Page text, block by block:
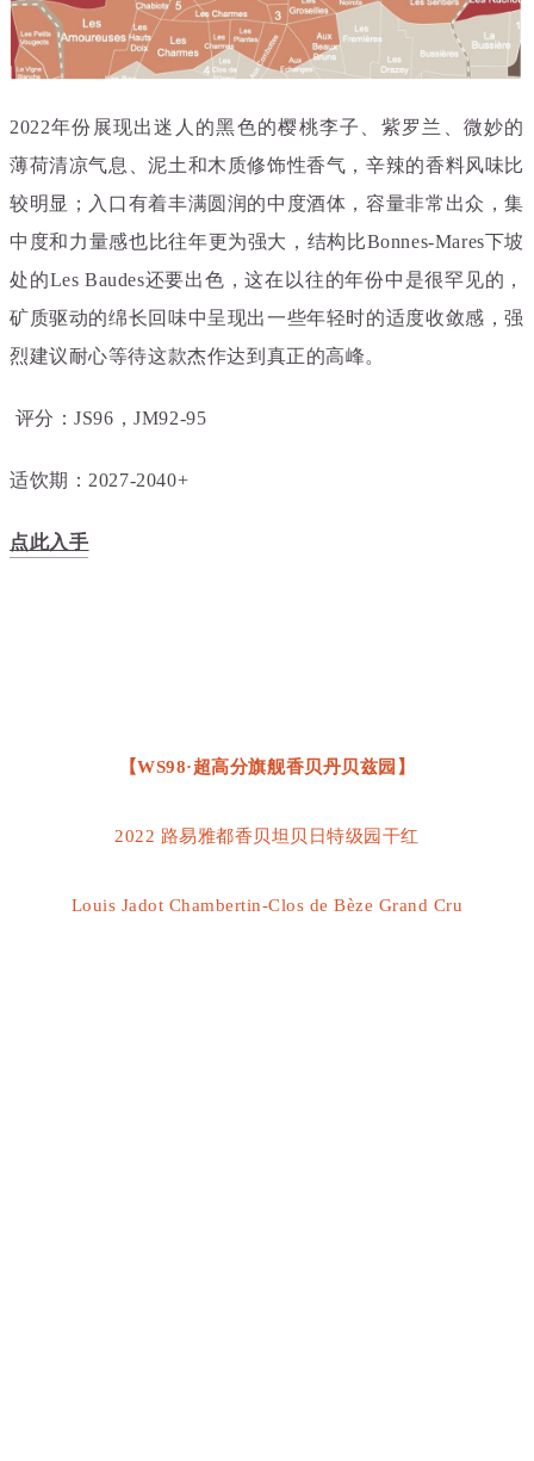
2022年份展现出迷人的黑色的樱桃李子、紫罗兰、微妙的
薄荷清凉气息、泥土和木质修饰性香气，辛辣的香料风味比
较明显；入口有着丰满圆润的中度酒体，容量非常出众，集
中度和力量感也比往年更为强大，结构比Bonnes-Mares下坡
处的Les Baudes还要出色，这在以往的年份中是很罕见的，
矿质驱动的绵长回味中呈现出一些年轻时的适度收敛感，强
烈建议耐心等待这款杰作达到真正的高峰。
评分：JS96，JM92-95
适饮期：2027-2040+
点此入手
【WS98·超高分旗舰香贝丹贝兹园】
2022 路易雅都香贝坦贝日特级园干红
Louis Jadot Chambertin-Clos de Bèze Grand Cru